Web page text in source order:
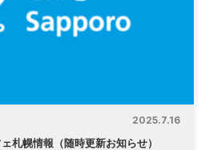
2025.7.16
札幌情報（随時更新お知らせ）